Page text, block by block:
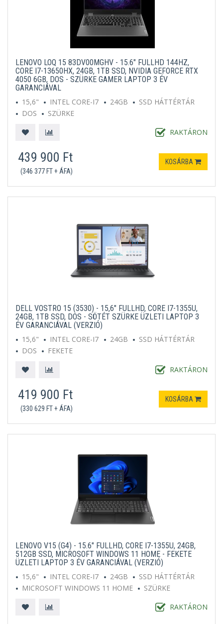
LENOVO LOQ 15 83DV00MGHV - 15.6" FULLHD 144HZ,
CORE I7-13650HX, 24GB, 1TB SSD, NVIDIA GEFORCE RTX
4050 6GB, DOS - SZÜRKE GAMER LAPTOP 3 ÉV
GARANCIÁVAL
15,6"
INTEL CORE-I7 24GB
SSD HÁTTÉRTÁR
DOS
SZÜRKE
RAKTÁRON
439 900 Ft
(346 377 FT + ÁFA)
KOSÁRBA
DELL VOSTRO 15 (3530) - 15,6" FULLHD, CORE I7-1355U,
24GB, 1TB SSD, DOS - SÖTÉT SZÜRKE ÜZLETI LAPTOP 3
ÉV GARANCIÁVAL (VERZIÓ)
15,6"
INTEL CORE-I7 24GB
SSD HÁTTÉRTÁR
DOS
FEKETE
RAKTÁRON
419 900 Ft
(330 629 FT + ÁFA)
KOSÁRBA
LENOVO V15 (G4) - 15.6" FULLHD, CORE I7-1355U, 24GB,
512GB SSD, MICROSOFT WINDOWS 11 HOME - FEKETE
ÜZLETI LAPTOP 3 ÉV GARANCIÁVAL (VERZIÓ)
15,6"
INTEL CORE-I7 24GB
SSD HÁTTÉRTÁR
MICROSOFT WINDOWS 11 HOME
SZÜRKE
RAKTÁRON